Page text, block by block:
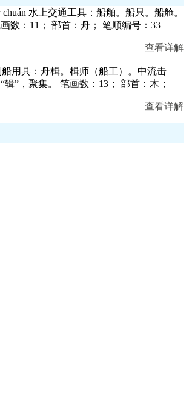
chuán 水上交通工具：船舶。船只。船舱。
数：11； 部首：舟； 笔顺编号：33
查看详解
用具：舟楫。楫师（船工）。中流击
辑”，聚集。 笔画数：13； 部首：木；
查看详解